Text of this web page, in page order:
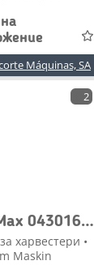
Máquinas, SA
2
Log Max 043016 Nedre kvistkniv , färgmärkning Logmax 6000
харвестери •
Maskin